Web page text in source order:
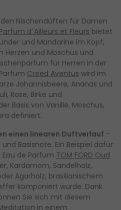
den Nischendüften für Damen
d´Ailleurs et Fleurs bietet
und Mandarine im Kopf,
Herzen und Moschus und
für Herren in der
Creed Aventus wird im
Johannisbeere, Ananas und
Rose, Birke und
Basis von Vanille, Moschus,
definiert.
einen linearen Duftverlauf –
Basisnote. Ein Beispiel dafür
de Parfum TOM FORD Oud
Kardamom, Sandelholz,
Agarholz, brasilianischem
komponiert wurde. Dank
Sie sich mit diesem
in einem